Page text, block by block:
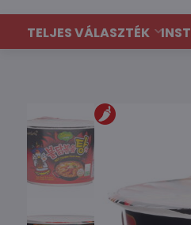
TELJES VÁLASZTÉK